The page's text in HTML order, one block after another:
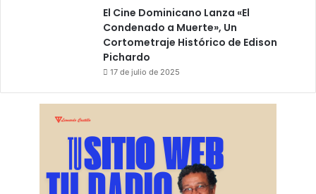
El Cine Dominicano Lanza «El
Condenado a Muerte», Un
Cortometraje Histórico de Edison
Pichardo
17 de julio de 2025